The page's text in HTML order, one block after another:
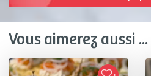
Vous aimerez aussi ...